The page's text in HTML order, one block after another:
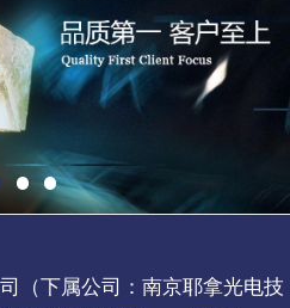
（下属公司：南京耶拿光电技